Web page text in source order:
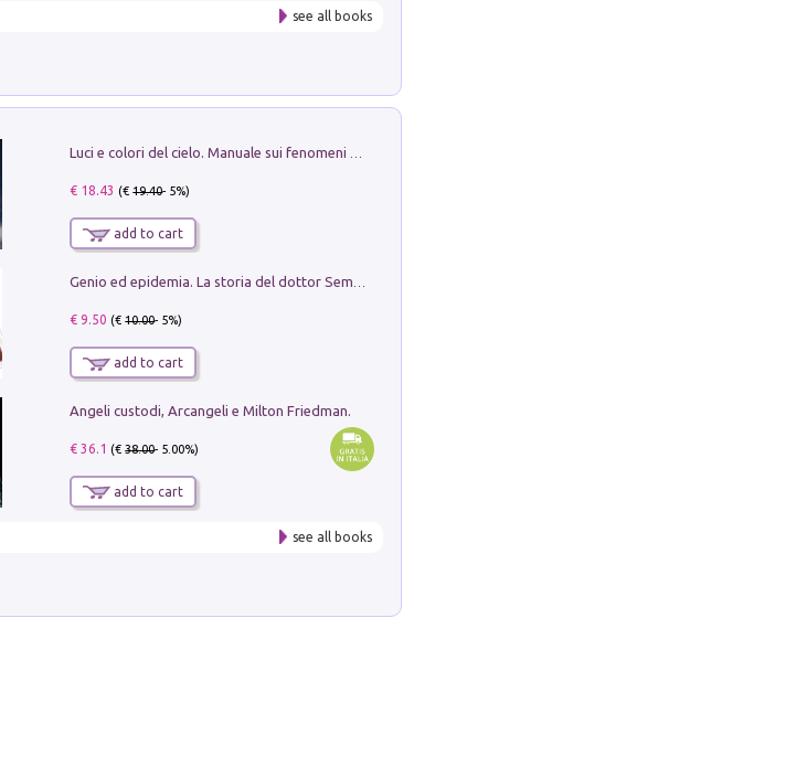
see all books
€ 18.43 (€19.40- 5%)
add to cart
€ 9.50 (€10.00- 5%)
add to cart
Angeli custodi, Arcangeli e Milton Friedman.
€ 36.1 (€38.00- 5.00%)
add to cart
see all books